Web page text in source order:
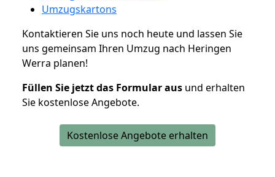
Umzugskartons
Kontaktieren Sie uns noch heute und lassen Sie
uns gemeinsam Ihren Umzug nach Heringen
Werra planen!
Füllen Sie jetzt das Formular aus und erhalten
Sie kostenlose Angebote.
Kostenlose Angebote erhalten